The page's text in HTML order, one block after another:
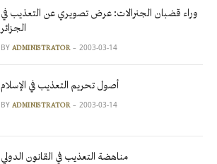
وراء قضبان الجنرالات: عرض تصويري عن التعذيب في
الجزائر
BY ADMINISTRATOR 2003-03-14
أصول تحريم التعذيب في الإسلام
BY ADMINISTRATOR 2003-03-14
مناهضة التعذيب في القانون الدولي